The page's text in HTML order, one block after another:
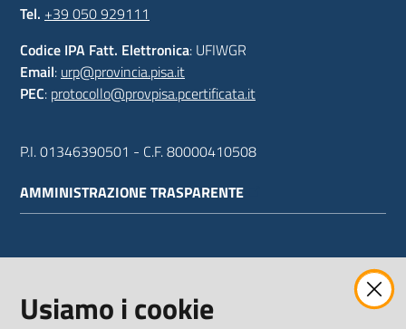
Tel. +39 050 929111
Codice IPA Fatt. Elettronica: UFIWGR
Email: urp@provincia.pisa.it
PEC: protocollo@provpisa.pcertificata.it
P.I. 01346390501 - C.F. 80000410508
AMMINISTRAZIONE TRASPARENTE
Usiamo i cookie